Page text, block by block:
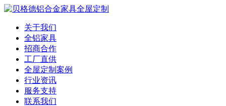
关于我们
全铝家具
招商合作
工厂直供
全屋定制案例
行业资讯
服务支持
联系我们